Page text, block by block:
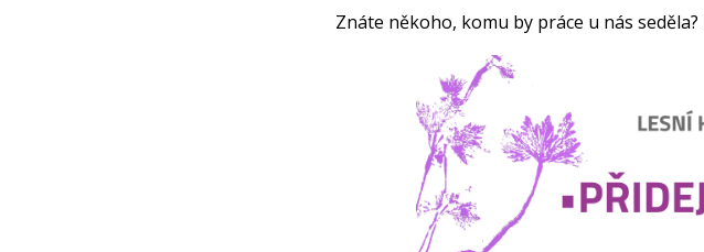
Znáte někoho, komu by práce u nás